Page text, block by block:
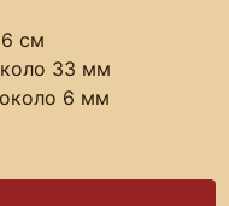
см
33 мм
6 мм